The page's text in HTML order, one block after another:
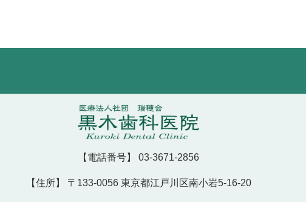
【電話番号】 03-3671-2856
【住所】 〒133-0056 東京都江戸川区南小岩5-16-20